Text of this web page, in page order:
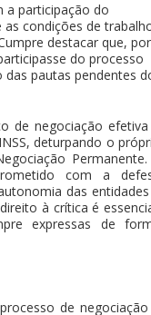
a participação do
condições de
destacar que, por
do processo
pautas pendentes
de negociação
deturpando o
Permanente.
com a
das
à crítica é
expressas de
de